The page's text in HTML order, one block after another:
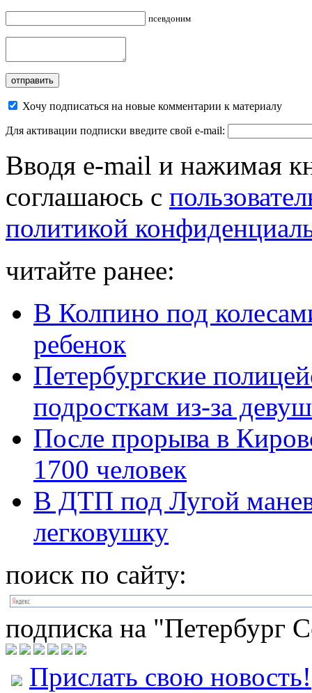
псевдоним
Хочу подписаться на новые комментарии к материалу
Для активации подписки введите свой e-mail:
Вводя e-mail и нажимая
соглашаюсь с
политикой
читайте ранее:
В Колпино под
ребенок
Петербургские
подросткам из-за
После прорыва в
1700 человек
В ДТП под Лугой
легковушку
поиск по сайту:
подписка на "Петербург
Прислать свою новость!